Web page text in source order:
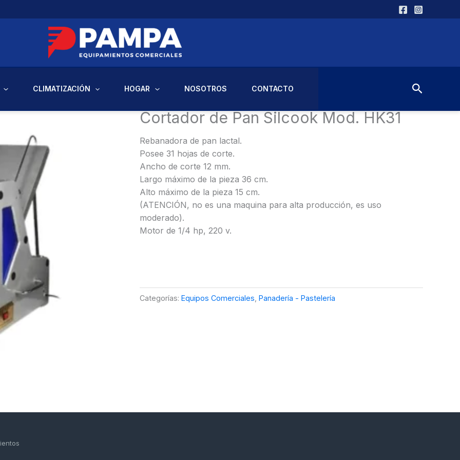
CLIMATIZACIÓN HOGAR NOSOTROS CONTACTO Buscar
Inicio Equipos Comerciales / Cortador de Pan Silcook Mod. HK31
Cortador de Pan Silcook Mod. HK31
Rebanadora de pan lactal.
Posee 31 hojas de corte.
Ancho de corte 12 mm.
Largo máximo de la pieza 36 cm.
Alto máximo de la pieza 15 cm.
(ATENCIÓN, no es una maquina para alta producción, es uso
moderado).
Motor de 1/4 hp, 220 v.
Categorías: Equipos Comerciales Panadería - Pastelería